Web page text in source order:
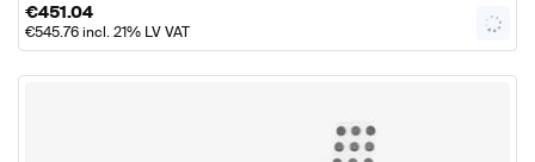
€451.04
€545.76incl. 21% LV VAT